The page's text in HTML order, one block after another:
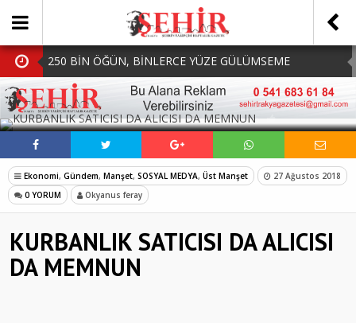
250 BİN ÖĞÜN, BİNLERCE YÜZE GÜLÜMSEME
BAŞKAN MÜGE YILDIZ TOPAK: ‘SOSYAL
BELEDİYECİLİKTE HİÇBİR HEMŞERİMİZİ YALNIZ
BIRAKMIYORUZ!’
MHP Çorlu İlçe Teşkilatında Yeni Dönem Başladı:
Mazbatalar Alındı
Dolu Vurdu, Büyükşehir Üreticiyi Yalnız Bırakmadı
SOFRALARDA BEREKETİ, GÖNÜLLERDE DAYANIŞMAYI
SOSYAL MEDYADA PAYLAŞ
Ekonomi, Gündem, Manşet, SOSYAL MEDYA, Üst Manşet
27 Ağustos 2018
0 YORUM
Okyanus feray
KURBANLIK SATICISI DA ALICISI
DA MEMNUN